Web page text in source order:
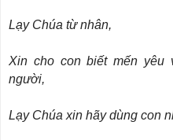
Lạy Chúa từ nhân,
Xin cho con biết mến yêu
người,
Lạy Chúa xin hãy dùng con